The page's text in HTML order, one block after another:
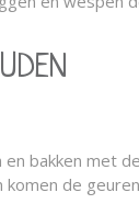
bakken met
de